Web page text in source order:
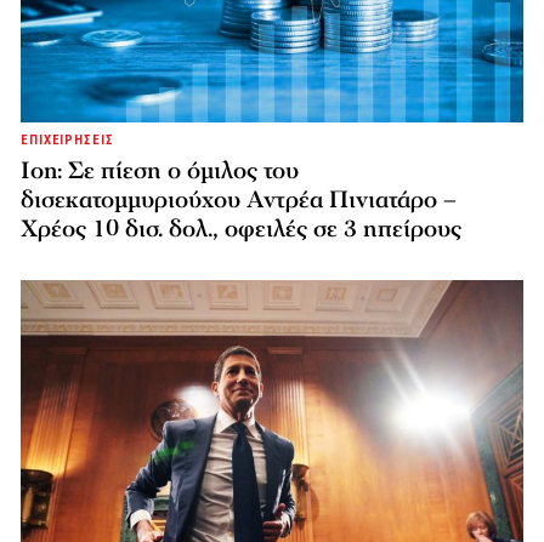
ΕΠΙΧΕΙΡΗΣΕΙΣ
Ion: Σε πίεση ο όμιλος του
δισεκατομμυριούχου Αντρέα Πινιατάρο –
Χρέος 10 δισ. δολ., οφειλές σε 3 ηπείρους